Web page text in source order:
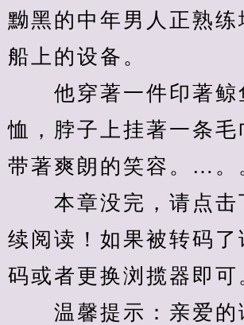
黝黑的中年男人正熟练
船上的设备。
他穿著一件印著鲸
恤，脖子上挂著一条毛
带著爽朗的笑容。…。
本章没完，请点击
续阅读！如果被转码了
码或者更换浏揽器即可
温馨提示：亲爱的